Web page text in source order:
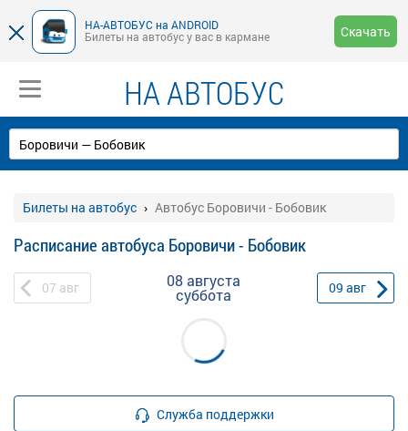
НА-АВТОБУС на ANDROID
Билеты на автобус у вас в кармане
Скачать
НА АВТОБУС
Билеты на автобус Автобус Боровичи - Бобовик
Расписание автобуса Боровичи - Бобовик
07 авг 08 августа
суббота 09 авг
Служба поддержки